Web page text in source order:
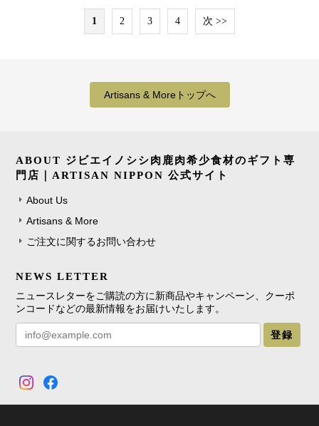
1 2 3 4 次 >>
Artisans & Moreトップへ
ABOUT ジビエイノシシ肉鹿肉希少食材のギフト専
門店｜ARTISAN NIPPON 公式サイト
About Us
Artisans & More
ご注文に関するお問い合わせ
NEWS LETTER
ニュースレターをご購読の方に新商品やキャンペーン、クーポ
ンコードなどの最新情報をお届けいたします。
登録